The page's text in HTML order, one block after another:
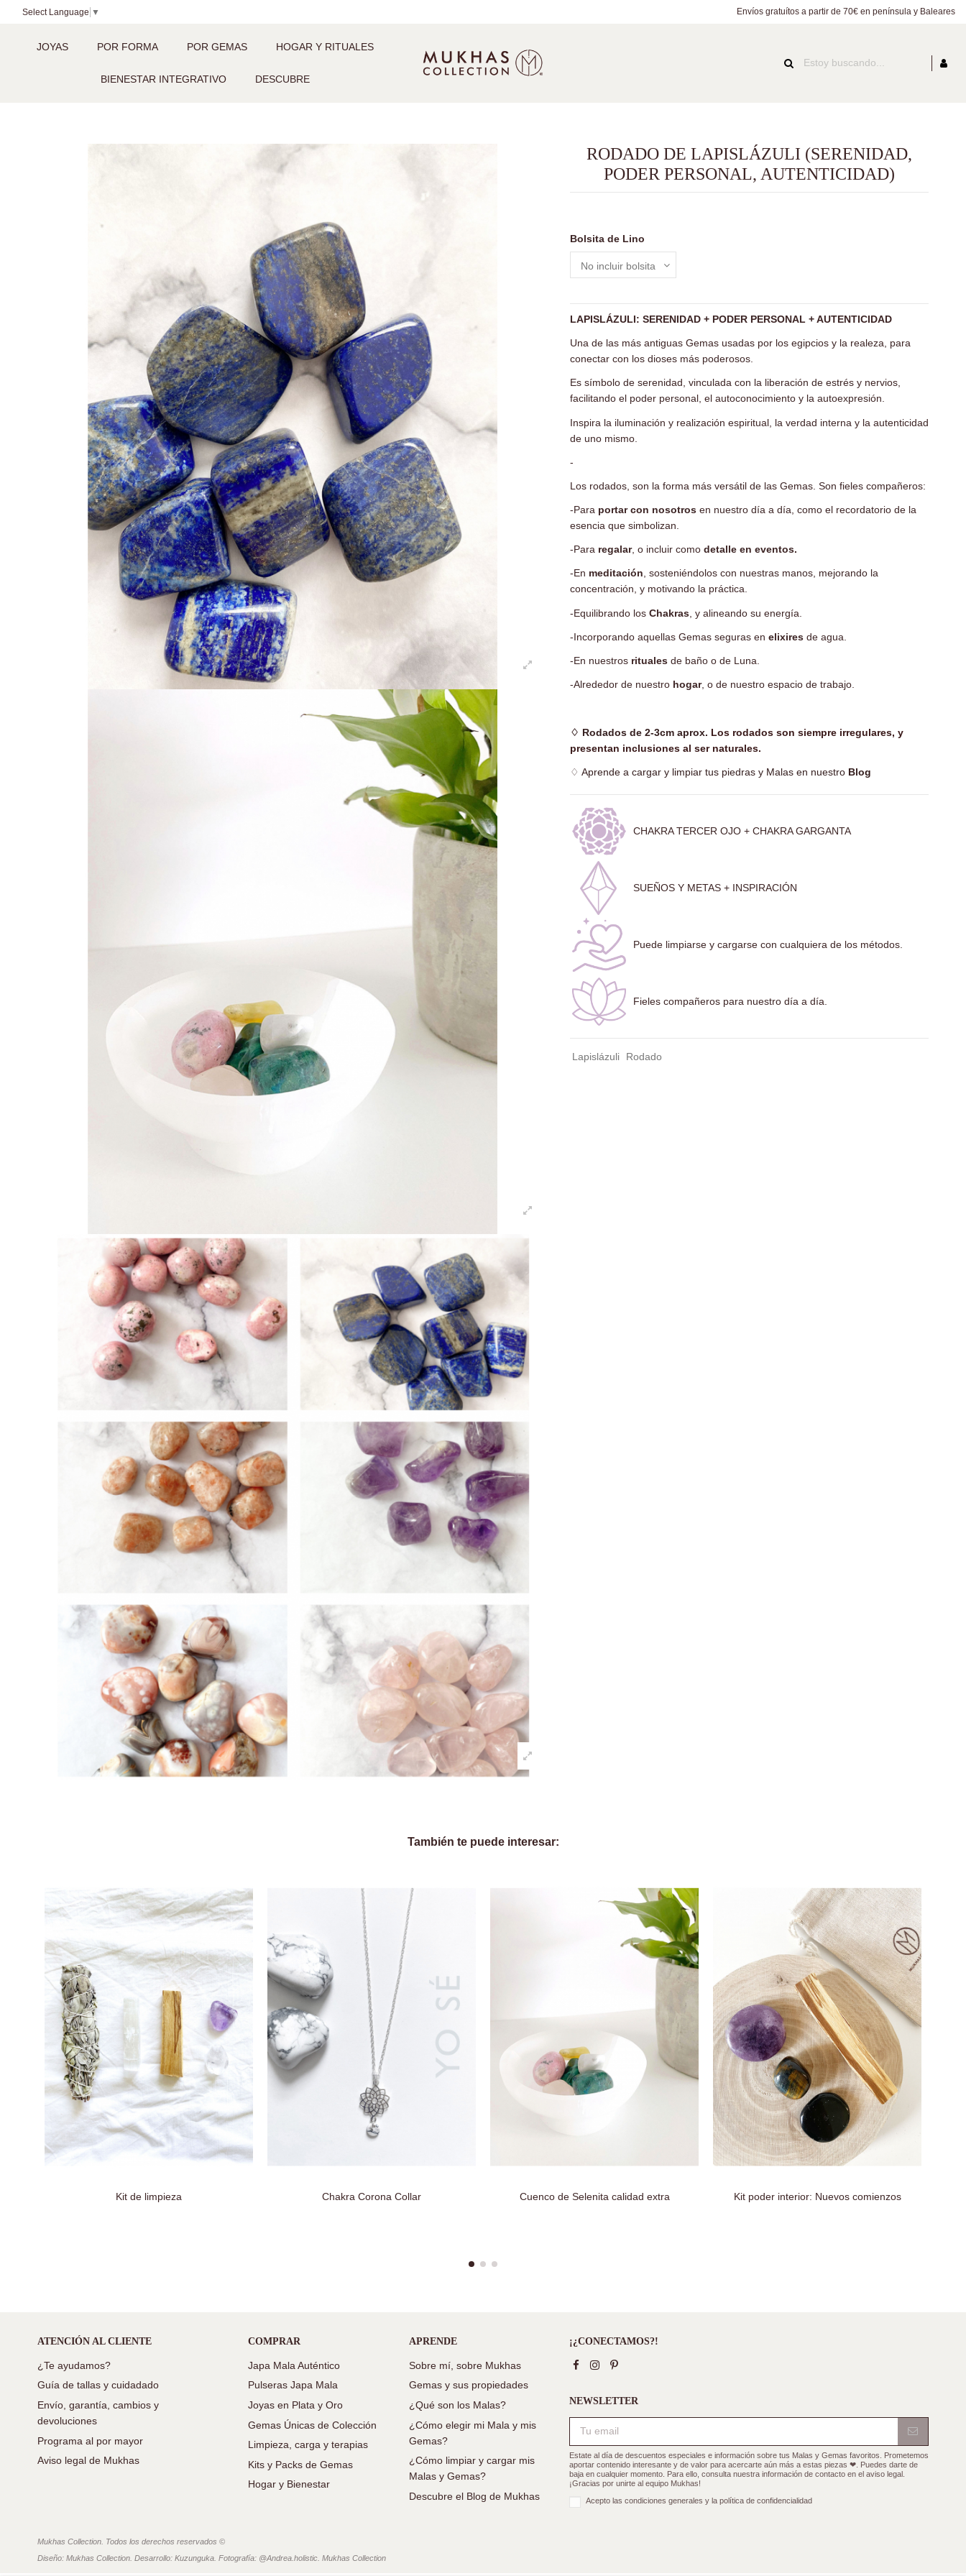
Select Language ▼ Envíos gratuítos a partir de 70€ en península y Baleares
JOYAS POR FORMA POR GEMAS HOGAR Y RITUALES
BIENESTAR INTEGRATIVO DESCUBRE
RODADO DE LAPISLÁZULI (SERENIDAD,
PODER PERSONAL, AUTENTICIDAD)
Bolsita de Lino
LAPISLÁZULI: SERENIDAD + PODER PERSONAL + AUTENTICIDAD
Una de las más antiguas Gemas usadas por los egipcios y la realeza, para
conectar con los dioses más poderosos.
Es símbolo de serenidad, vinculada con la liberación de estrés y nervios,
facilitando el poder personal, el autoconocimiento y la autoexpresión.
Inspira la iluminación y realización espiritual, la verdad interna y la autenticidad
de uno mismo.
-
Los rodados, son la forma más versátil de las Gemas. Son fieles compañeros:
-Para portar con nosotrosen nuestro día a día, como el recordatorio de la
esencia que simbolizan.
-Para regalar, o incluir comodetalle en eventos.
-En meditación, sosteniéndolos con nuestras manos, mejorando la
concentración, y motivando la práctica.
-Equilibrando los Chakras, y alineando su energía.
-Incorporando aquellas Gemas seguras en elixiresde agua.
-En nuestros ritualesde baño o de Luna.
-Alrededor de nuestrohogar, o de nuestro espacio de trabajo.
♢ Rodados de 2-3cm aprox. Los rodados son siempre irregulares, y
presentan inclusiones al ser naturales.
♢ Aprende a cargar y limpiar tus piedras y Malas en nuestro Blog
CHAKRA TERCER OJO + CHAKRA GARGANTA
SUEÑOS Y METAS + INSPIRACIÓN
Puede limpiarse y cargarse con cualquiera de los métodos.
Fieles compañeros para nuestro día a día.
Lapislázuli Rodado
También te puede interesar:
Kit de limpieza Chakra Corona Collar Cuenco de Selenita calidad extra Kit poder interior: Nuevos comienzos
ATENCIÓN AL CLIENTE
¿Te ayudamos?
Guía de tallas y cuidadado
Envío, garantía, cambios y
devoluciones
Programa al por mayor
Aviso legal de Mukhas
COMPRAR
Japa Mala Auténtico
Pulseras Japa Mala
Joyas en Plata y Oro
Gemas Únicas de Colección
Limpieza, carga y terapias
Kits y Packs de Gemas
Hogar y Bienestar
APRENDE
Sobre mí, sobre Mukhas
Gemas y sus propiedades
¿Qué son los Malas?
¿Cómo elegir mi Mala y mis
Gemas?
¿Cómo limpiar y cargar mis
Malas y Gemas?
Descubre el Blog de Mukhas
¡¿CONECTAMOS?!
NEWSLETTER
Estate al día de descuentos especiales e información sobre tus Malas y Gemas favoritos. Prometemos
aportar contenido interesante y de valor para acercarte aún más a estas piezas ❤. Puedes darte de
baja en cualquier momento. Para ello, consulta nuestra información de contacto en el aviso legal.
¡Gracias por unirte al equipo Mukhas!
Acepto las condiciones generales y la política de confidencialidad
Mukhas Collection. Todos los derechos reservados ©
Diseño: Mukhas Collection. Desarrollo: Kuzunguka. Fotografía: @Andrea.holistic. Mukhas Collection